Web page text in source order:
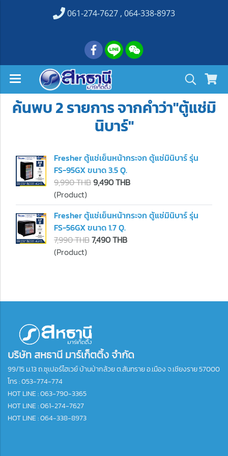
061-274-7627 , 064-338-8973
ค้นพบ 2 รายการ จากคำว่า"ตู้แช่มิ
นิบาร์"
Fresher ตู้แช่เย็นหน้ากระจก ตู้แช่มินิบาร์ รุ่น
FS-95GX ขนาด 3.5 Q.
9,990 THB9,490 THB
(Product)
Fresher ตู้แช่เย็นหน้ากระจก ตู้แช่มินิบาร์ รุ่น
FS-56GX ขนาด 1.7 Q.
7,990 THB7,490 THB
(Product)
บริษัท สหธานี มาร์เก็ตติ้ง จำกัด
99/15 ม.13 ถ.ซุเปอร์ไฮเวย์ บ้านป่ากล้วย ต.สันทราย อ.เมือง จ.เชียงราย 57000
โทร :053-774-774
HOT LINE : 063-790-3365
HOT LINE : 061-274-7627
HOT LINE : 064-338-8973